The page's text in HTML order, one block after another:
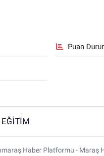
Puan
EĞİTİM
Haber Platformu - Maraş